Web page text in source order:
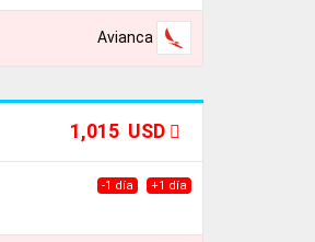
Avianca
1,015 USD
-1 día +1 día